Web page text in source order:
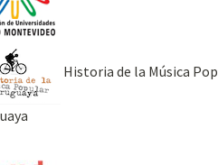
Historia de la Música